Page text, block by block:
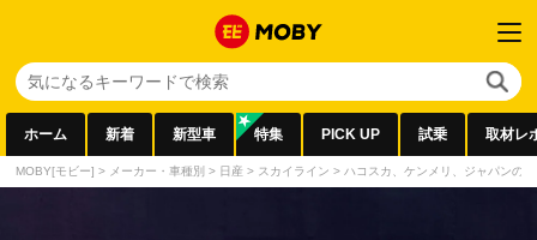
ホーム 新着 新型車 特集 PICK UP 試乗 取材レ
MOBY[モビー] > メーカー・車種別 > 日産 > スカイライン > ハコスカ、ケンメリ、ジャパンの